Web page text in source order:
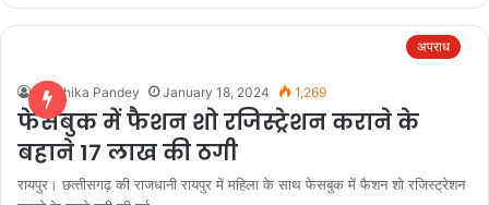
अपराध
Vanshika Pandey January 18, 2024 1,269
फेसबुक में फैशन शो रजिस्ट्रेशन कराने के
बहाने 17 लाख की ठगी
रायपुर। छत्‍तीसगढ़ की राजधानी रायपुर में महिला के साथ फेसबुक में फैशन शो रजिस्ट्रेशन